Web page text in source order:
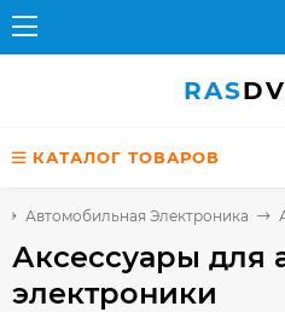
RAS
КАТАЛОГ ТОВАРОВ
Автомобильная Электроника
Аксессуары для
электроники